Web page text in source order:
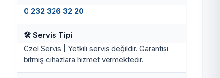
0 232 326 32 20
🛠️ Servis Tipi
Özel Servis | Yetkili servis değildir. Garantisi
bitmiş cihazlara hizmet vermektedir.